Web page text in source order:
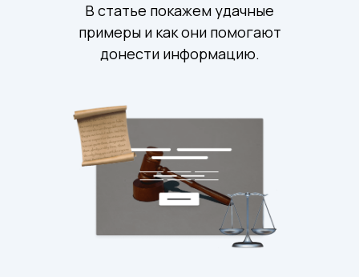
В статье покажем удачные
примеры и как они помогают
донести информацию.